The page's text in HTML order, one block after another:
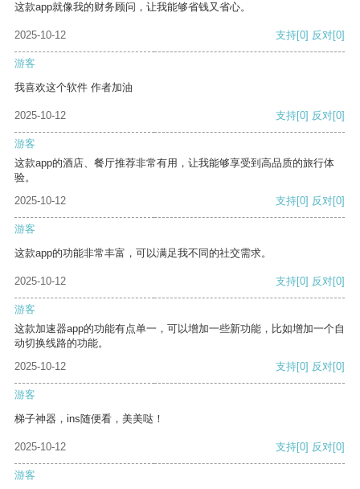
这款app就像我的财务顾问，让我能够省钱又省心。
2025-10-12 支持[0] 反对[0]
游客
我喜欢这个软件 作者加油
2025-10-12 支持[0] 反对[0]
游客
这款app的酒店、餐厅推荐非常有用，让我能够享受到高品质的旅行体
验。
2025-10-12
支持[0] 反对[0]
游客
这款app的功能非常丰富，可以满足我不同的社交需求。
2025-10-12 支持[0] 反对[0]
游客
这款加速器app的功能有点单一，可以增加一些新功能，比如增加一个自
动切换线路的功能。
2025-10-12
支持[0] 反对[0]
游客
梯子神器，ins随便看，美美哒！
2025-10-12 支持[0] 反对[0]
游客